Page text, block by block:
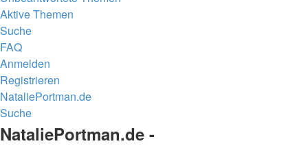
Aktive Themen
Suche
FAQ
Anmelden
Registrieren
NataliePortman.de
Suche
NataliePortman.de -